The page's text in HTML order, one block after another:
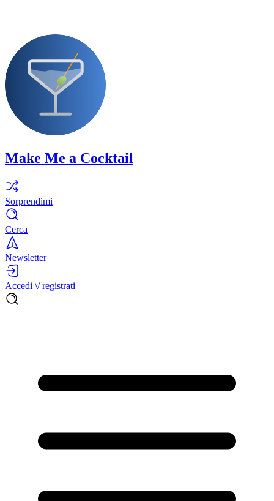
Make Me a Cocktail
Sorprendimi
Cerca
Newsletter
Accedi \/ registrati